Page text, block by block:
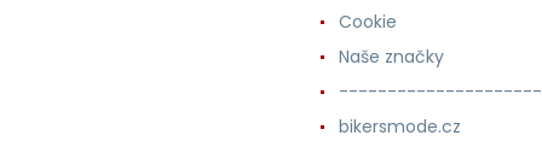
Cookie
Naše značky
bikersmode.cz